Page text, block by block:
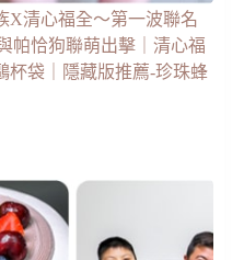
X清心福全～第一波聯名
帕恰狗聯萌出擊｜清心福
杯袋｜隱藏版推薦-珍珠蜂